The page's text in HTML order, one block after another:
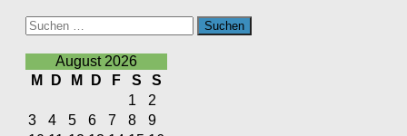
Suchen
nach:
August 2026
M
D M D F S
S
1
2
3
4 5 6 7 8
9